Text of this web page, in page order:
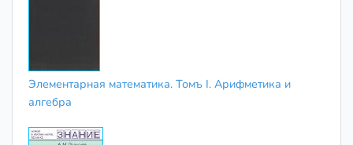
Элементарная математика. Томъ I. Арифметика и
алгебра